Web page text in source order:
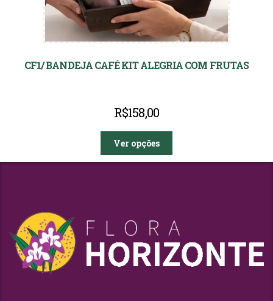
CF1/ BANDEJA CAFÉ KIT ALEGRIA COM FRUTAS
R$158,00
Ver opções